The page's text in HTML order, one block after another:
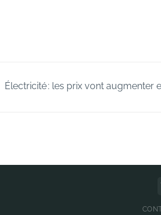
Électricité : les prix vont augmenter